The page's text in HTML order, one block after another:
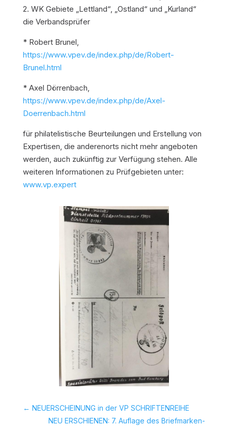
2. WK Gebiete „Lettland“, „Ostland“ und „Kurland“
die Verbandsprüfer
* Robert Brunel,
https://www.vpev.de/index.php/de/Robert-
Brunel.html
* Axel Dörrenbach,
https://www.vpev.de/index.php/de/Axel-
Doerrenbach.html
für philatelistische Beurteilungen und Erstellung von
Expertisen, die anderenorts nicht mehr angeboten
werden, auch zukünftig zur Verfügung stehen. Alle
weiteren Informationen zu Prüfgebieten unter:
www.vp.expert
← NEUERSCHEINUNG in der VP SCHRIFTENREIHE
NEU ERSCHIENEN: 7. Auflage des Briefmarken-